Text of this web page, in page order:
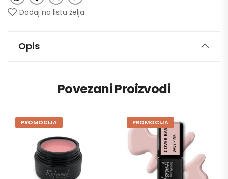
Dodaj na listu želja
Opis
Povezani Proizvodi
PROMOCIJA PROMOCIJA